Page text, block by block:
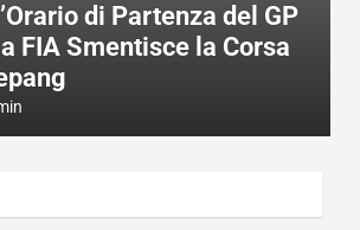
di Partenza del GP
FIA Smentisce la Corsa